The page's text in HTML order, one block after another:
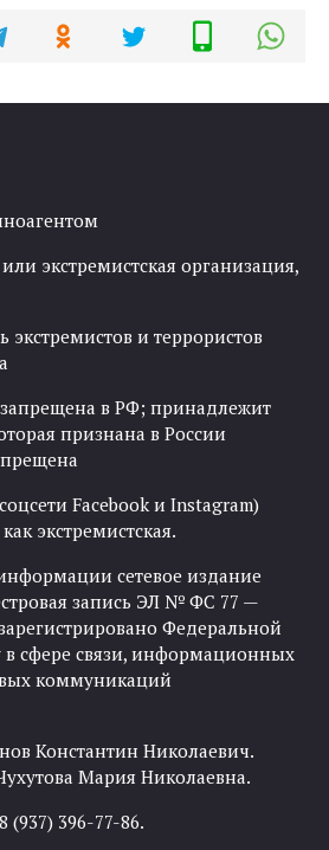
экстремистская организация,
экстремистов и террористов
в РФ; принадлежит
признана в России
Facebook и Instagram)
экстремистская.
сетевое издание
запись ЭЛ № ФС 77 —
Федеральной
сфере связи, информационных
коммуникаций
Константин Николаевич.
Мария Николаевна.
396-77-86.